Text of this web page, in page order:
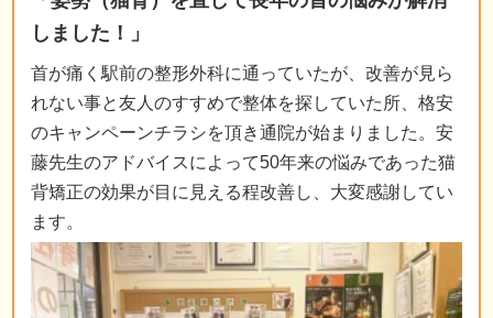
しました！」
首が痛く駅前の整形外科に通っていたが、改善が見ら
れない事と友人のすすめで整体を探していた所、格安
のキャンペーンチラシを頂き通院が始まりました。安
藤先生のアドバイスによって50年来の悩みであった猫
背矯正の効果が目に見える程改善し、大変感謝してい
ます。